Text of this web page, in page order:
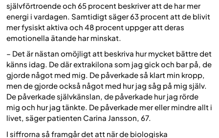
självförtroende och 65 procent beskriver att de har mer
energi i vardagen. Samtidigt säger 63 procent att de blivit
mer fysiskt aktiva och 48 procent uppger att deras
emotionella ätande har minskat.
– Det är nästan omöjligt att beskriva hur mycket bättre det
känns idag. De där extrakilona som jag gick och bar på, de
gjorde något med mig. De påverkade så klart min kropp,
men de gjorde också något med hur jag såg på mig själv.
De påverkade självkänslan, de påverkade hur jag rörde
mig och hur jag tänkte. De påverkade mer eller mindre allt i
livet, säger patienten Carina Jansson, 67.
I siffrorna så framgår det att när de biologiska